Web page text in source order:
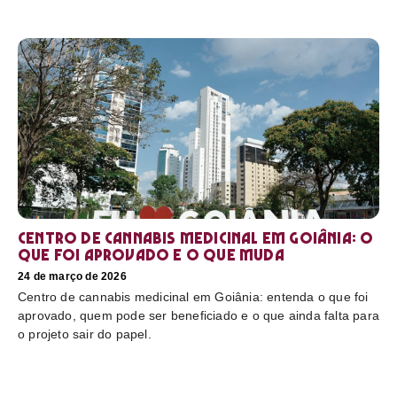
Centro de cannabis medicinal em Goiânia: o
que foi aprovado e o que muda
24 de março de 2026
Centro de cannabis medicinal em Goiânia: entenda o que foi
aprovado, quem pode ser beneficiado e o que ainda falta para
o projeto sair do papel.